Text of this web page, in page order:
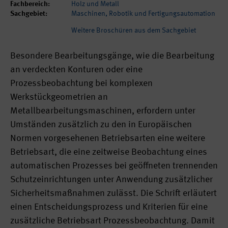
Fachbereich:
Holz und Metall
Sachgebiet:
Maschinen, Robotik und Fertigungsautomation
Weitere Broschüren aus dem Sachgebiet
Besondere Bearbeitungsgänge, wie die Bearbeitung
an verdeckten Konturen oder eine
Prozessbeobachtung bei komplexen
Werkstückgeometrien an
Metallbearbeitungsmaschinen, erfordern unter
Umständen zusätzlich zu den in Europäischen
Normen vorgesehenen Betriebsarten eine weitere
Betriebsart, die eine zeitweise Beobachtung eines
automatischen Prozesses bei geöffneten trennenden
Schutzeinrichtungen unter Anwendung zusätzlicher
Sicherheitsmaßnahmen zulässt. Die Schrift erläutert
einen Entscheidungsprozess und Kriterien für eine
zusätzliche Betriebsart Prozessbeobachtung. Damit